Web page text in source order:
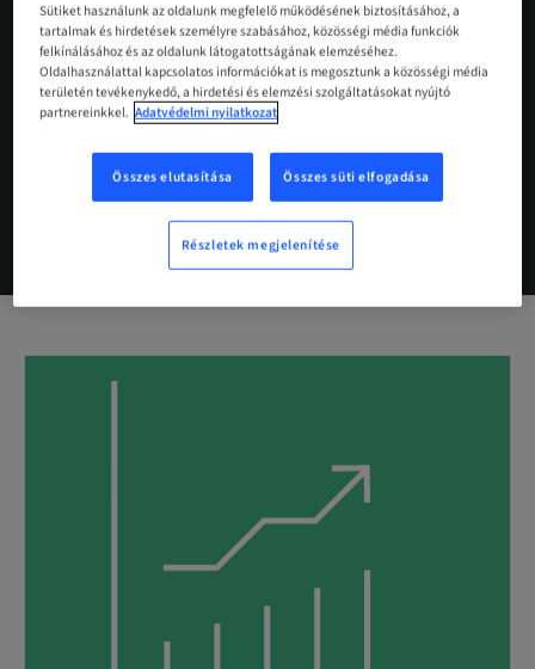
Sütiket használunk az oldalunk megfelelő működésének biztosításához, a
tartalmak és hirdetések személyre szabásához, közösségi média funkciók
felkínálásához és az oldalunk látogatottságának elemzéséhez.
Oldalhasználattal kapcsolatos információkat is megosztunk a közösségi média
területén tevékenykedő, a hirdetési és elemzési szolgáltatásokat nyújtó
partnereinkkel. Adatvédelmi nyilatkozat
Összes elutasítása Összes süti elfogadása
Részletek megjelenítése